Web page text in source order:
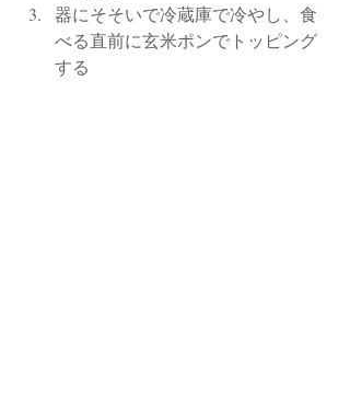
器にそそいで冷蔵庫で冷やし、食
べる直前に玄米ポンでトッピング
する